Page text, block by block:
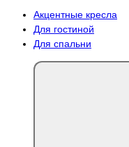
Акцентные кресла
Для гостиной
Для спальни